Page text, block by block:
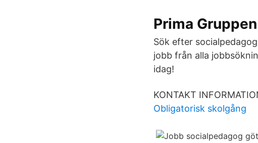
Prima Gruppen
Sök efter
jobb från alla
idag!
KONTAKT
Obligatorisk skolgång